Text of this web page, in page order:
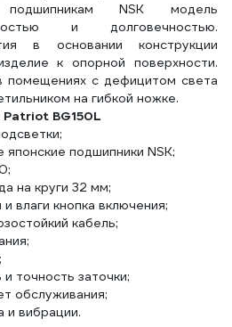
подшипникам NSK модель
и долговечностью.
в основании конструкции
к опорной поверхности.
помещениях с дефицитом света
на гибкой ножке.
BG150L
подшипники NSK;
на круги 32 мм;
влаги кнопка включения;
кабель;
точность заточки;
обслуживания;
и вибрации.